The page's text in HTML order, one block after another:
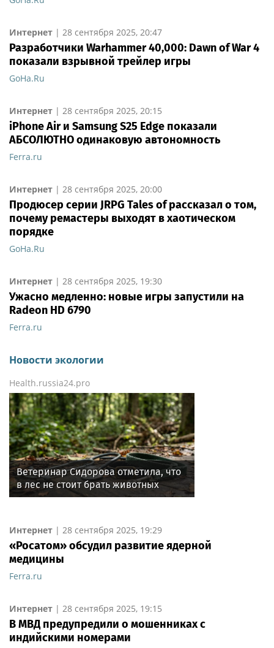
Интернет | 28 сентября 2025, 20:47
Разработчики Warhammer 40,000: Dawn of War 4
показали взрывной трейлер игры
GoHa.Ru
Интернет | 28 сентября 2025, 20:15
iPhone Air и Samsung S25 Edge показали
АБСОЛЮТНО одинаковую автономность
Ferra.ru
Интернет | 28 сентября 2025, 20:00
Продюсер серии JRPG Tales of рассказал о том,
почему ремастеры выходят в хаотическом
порядке
GoHa.Ru
Интернет | 28 сентября 2025, 19:30
Ужасно медленно: новые игры запустили на
Radeon HD 6790
Ferra.ru
Интернет | 28 сентября 2025, 19:29
«Росатом» обсудил развитие ядерной
медицины
Ferra.ru
Интернет | 28 сентября 2025, 19:15
В МВД предупредили о мошенниках с
индийскими номерами
Новости экологии
Health.russia24.pro
Ветеринар Сидорова отметила, что
в лес не стоит брать животных
с проблемами сердечно-сосудистой